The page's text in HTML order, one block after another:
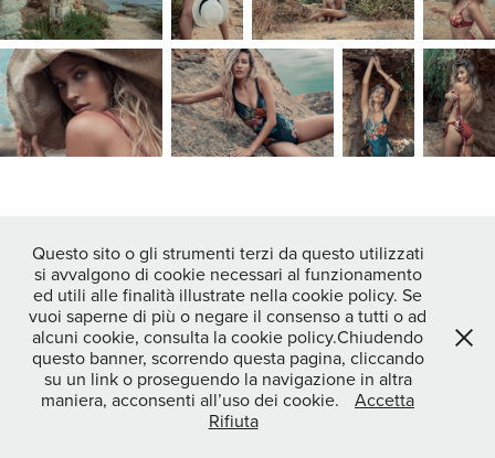
↑ Back to Top
Powered byAdobe Portfolio
Questo sito o gli strumenti terzi da questo utilizzati
si avvalgono di cookie necessari al funzionamento
ed utili alle finalità illustrate nella cookie policy. Se
vuoi saperne di più o negare il consenso a tutti o ad
alcuni cookie, consulta la cookie policy.Chiudendo
questo banner, scorrendo questa pagina, cliccando
su un link o proseguendo la navigazione in altra
maniera, acconsenti all’uso dei cookie.
Accetta
Rifiuta